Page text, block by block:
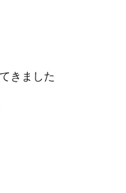
きました